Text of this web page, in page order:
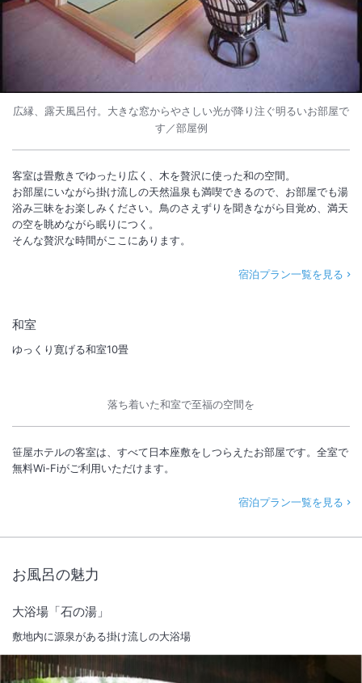
広縁、露天風呂付。大きな窓からやさしい光が降り注ぐ明るいお部屋で
す／部屋例
客室は畳敷きでゆったり広く、木を贅沢に使った和の空間。
お部屋にいながら掛け流しの天然温泉も満喫できるので、お部屋でも湯
浴み三昧をお楽しみください。鳥のさえずりを聞きながら目覚め、満天
の空を眺めながら眠りにつく。
そんな贅沢な時間がここにあります。
宿泊プラン一覧を見る
和室
ゆっくり寛げる和室10畳
落ち着いた和室で至福の空間を
笹屋ホテルの客室は、すべて日本座敷をしつらえたお部屋です。全室で
無料Wi-Fiがご利用いただけます。
宿泊プラン一覧を見る
お風呂の魅力
大浴場「石の湯」
敷地内に源泉がある掛け流しの大浴場